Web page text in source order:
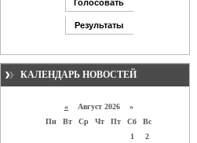
КАЛЕНДАРЬ НОВОСТЕЙ
« Август 2026 »
Пн
Вт Ср Чт Пт Сб
Вс
1
2